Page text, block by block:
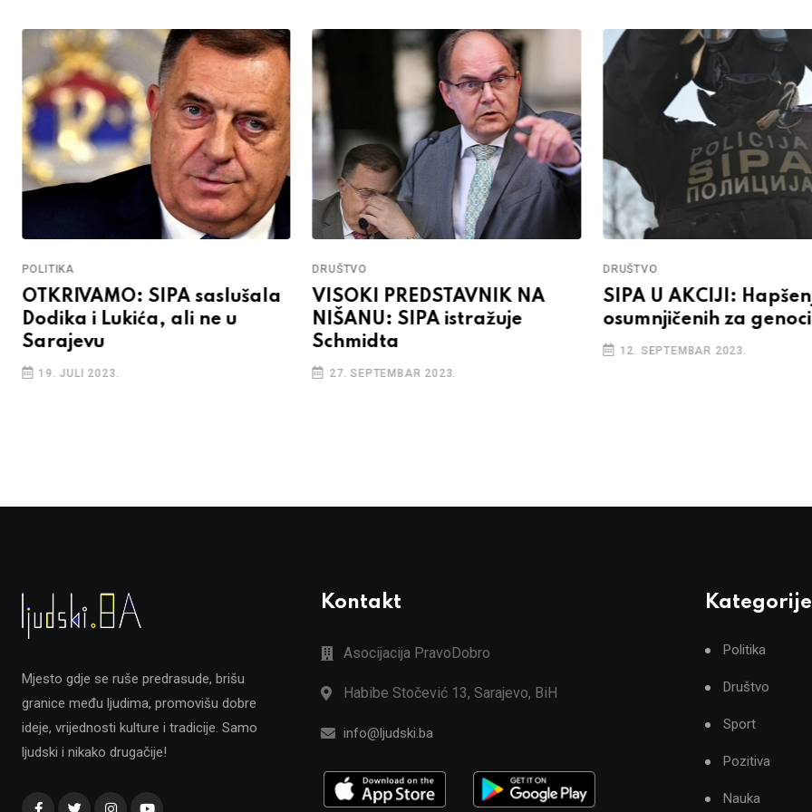
POLITIKA
OTKRIVAMO: SIPA saslušala
Dodika i Lukića, ali ne u
Sarajevu
19. JULI 2023.
DRUŠTVO
VISOKI PREDSTAVNIK NA
NIŠANU: SIPA istražuje
Schmidta
27. SEPTEMBAR 2023.
DRUŠTVO
SIPA U AKCIJI:
osumnjičenih za
12. SEPTEMBAR 2023.
Mjesto gdje se ruše predrasude, brišu
granice među ljudima, promovišu dobre
ideje, vrijednosti kulture i tradicije. Samo
ljudski i nikako drugačije!
Kontakt
Asocijacija PravoDobro
Habibe Stočević 13, Sarajevo, BiH
info@ljudski.ba
Kategorije
Politika
Društvo
Sport
Pozitiva
Nauka